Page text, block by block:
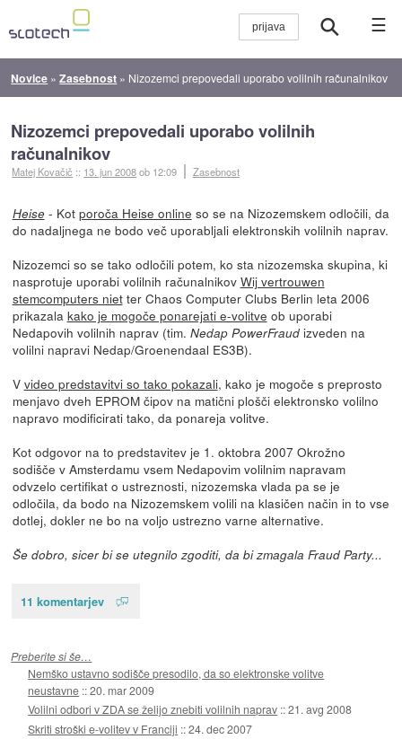
☰
Novice »Zasebnost » Nizozemci prepovedali uporabo volilnih računalnikov
Nizozemci prepovedali uporabo volilnih
računalnikov
Matej Kovačič :: 13. jun 2008ob 12:09 Zasebnost
Heise- Kot poroča Heise online so se na Nizozemskem odločili, da
do nadaljnega ne bodo več uporabljali elektronskih volilnih naprav.
Nizozemci so se tako odločili potem, ko sta nizozemska skupina, ki
nasprotuje uporabi volilnih računalnikov Wij vertrouwen
stemcomputers nietter Chaos Computer Clubs Berlin leta 2006
prikazala kako je mogoče ponarejati e-volitve ob uporabi
Nedapovih volilnih naprav (tim. Nedap PowerFraudizveden na
volilni napravi Nedap/Groenendaal ES3B).
V video predstavitvi so tako pokazali, kako je mogoče s preprosto
menjavo dveh EPROM čipov na matični plošči elektronsko volilno
napravo modificirati tako, da ponareja volitve.
Kot odgovor na to predstavitev je 1. oktobra 2007 Okrožno
sodišče v Amsterdamu vsem Nedapovim volilnim napravam
odvzelo certifikat o ustreznosti, nizozemska vlada pa se je
odločila, da bodo na Nizozemskem volili na klasičen način in to vse
dotlej, dokler ne bo na voljo ustrezno varne alternative.
Še dobro, sicer bi se utegnilo zgoditi, da bi zmagala Fraud Party...
11 komentarjev
Preberite si še…
Nemško ustavno sodišče presodilo, da so elektronske volitve
neustavne ::20. mar 2009
Volilni odbori v ZDA se želijo znebiti volilnih naprav ::21. avg 2008
Skriti stroški e-volitev v Franciji ::24. dec 2007